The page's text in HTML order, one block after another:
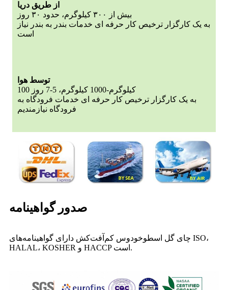
از طریق دریا
بیش از ۳۰۰ کیلوگرم، حدود ۳۰ روز
به یک کارگزار ترخیص کار حرفه ای خدمات بندر به بندر نیاز
است
توسط هوا
100 کیلوگرم-1000 کیلوگرم، 5-7 روز
به یک کارگزار ترخیص کار حرفه ای خدمات فرودگاه به
فرودگاه نیازمندیم
صدور گواهینامه
چای گل اسطوخودوس کم‌آفت‌کش دارای گواهینامه‌های ISO،
HALAL، KOSHER و HACCP است.